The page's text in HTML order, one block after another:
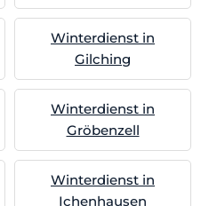
Winterdienst in
Gilching
Winterdienst in
Gröbenzell
Winterdienst in
Ichenhausen